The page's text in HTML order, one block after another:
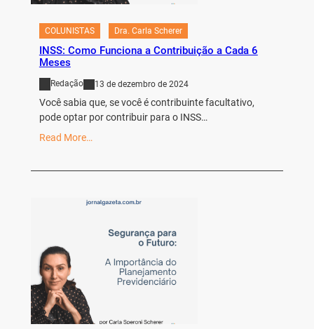
COLUNISTAS Dra. Carla Scherer
INSS: Como Funciona a Contribuição a Cada 6
Meses
Redação 13 de dezembro de 2024
Você sabia que, se você é contribuinte facultativo,
pode optar por contribuir para o INSS…
Read More…